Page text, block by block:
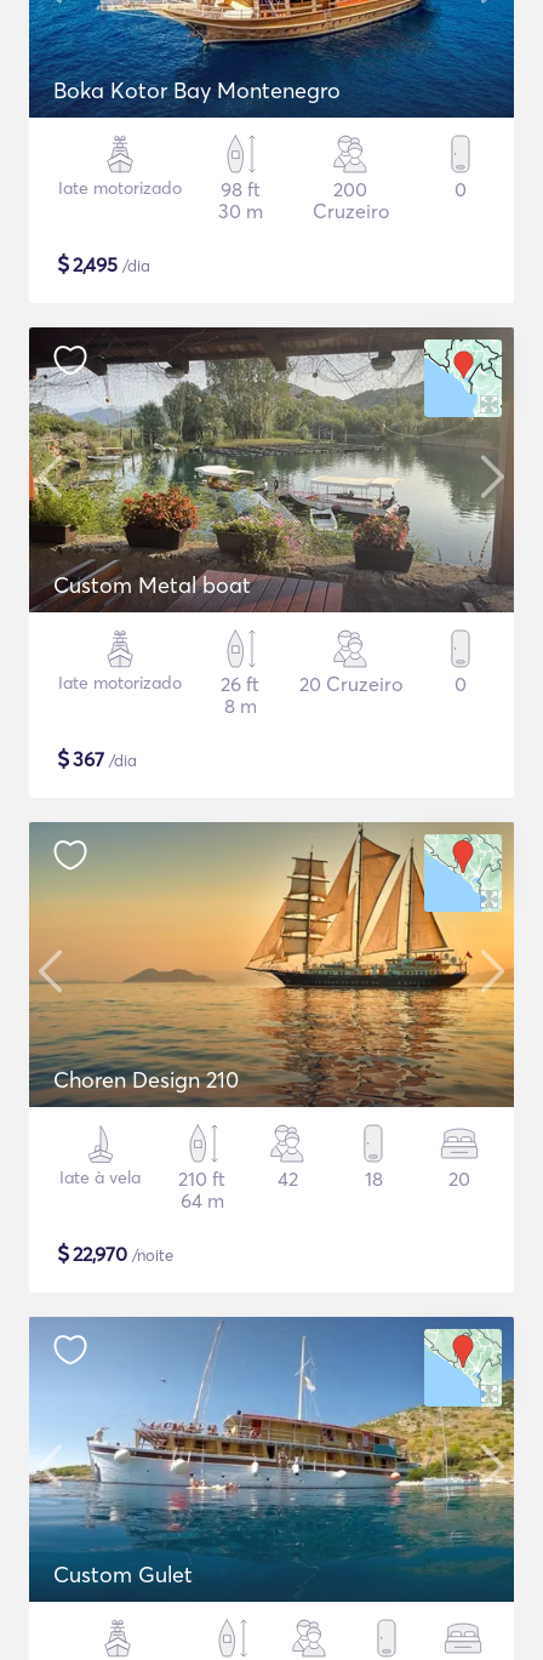
Boka Kotor Bay Montenegro
Iate motorizado
98 ft
30 m
200
Cruzeiro
0
$2,495 /dia
Custom Metal boat
Iate motorizado
26 ft
8 m
20 Cruzeiro 0
$367 /dia
Choren Design 210
Iate à vela
210 ft
64 m
42 18 20
$22,970 /noite
Custom Gulet